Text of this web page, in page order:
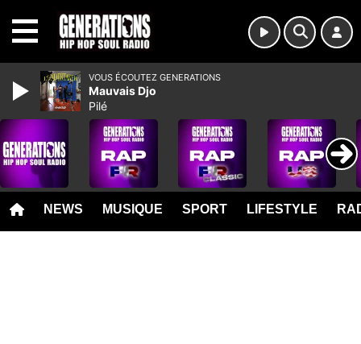
NEWS MUSIQUE SPORT LIFESTYLE
VOUS ÉCOUTEZ GENERATIONS
Mauvais Djo
Pilé